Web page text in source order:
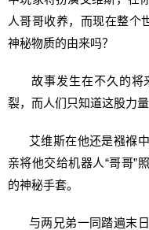
人哥哥收养，而现在整个
神秘物质的由来吗？
故事发生在不久的将
裂，而人们只知道这股力量
艾维斯在他还是襁褓中
亲将他交给机器人“哥哥”
的神秘手套。
与两兄弟一同踏遍末日